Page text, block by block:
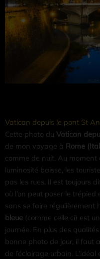
Vatican depuis le pont St
Cette photo du Vatican
de mon voyage à Rome
comme de nuit. Au moment
luminosité baisse, les
pas les rues. Il est toujours
où l’on peut poser le
sans se faire régulièrement
bleue (comme celle ci) est
journée. En plus des
bonne photo de jour, il faut
de l’éclairage urbain.